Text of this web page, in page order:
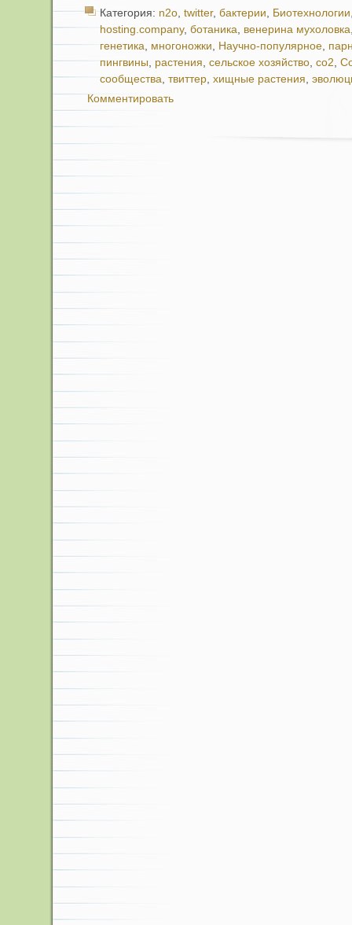
Категория: n2o, twitter, бактерии, Биотехнологии
hosting.company, ботаника, венерина мухоловка
генетика, многоножки, Научно-популярное,
пингвины, растения, сельское хозяйство, со2,
сообщества, твиттер, хищные растения,
Комментировать